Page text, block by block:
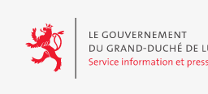
Le Gouvernement du Grand-Duché